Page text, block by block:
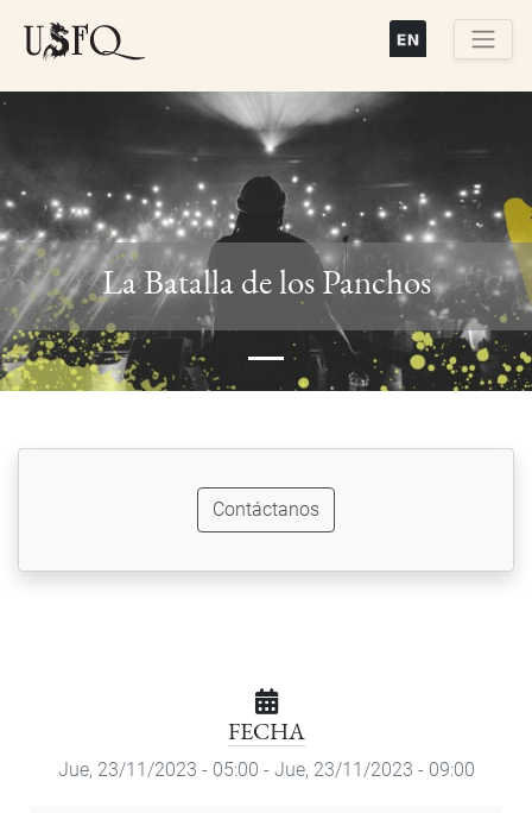
Previous Next
La Batalla de los Panchos
Contáctanos
FECHA
Jue, 23/11/2023 - 05:00 - Jue, 23/11/2023 - 09:00